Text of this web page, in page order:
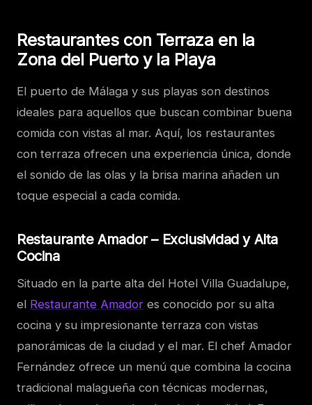
Restaurantes con Terraza en la
Zona del Puerto y la Playa
El puerto de Málaga y sus playas son destinos
ideales para aquellos que buscan combinar buena
comida con vistas al mar. Aquí, los restaurantes
con terraza ofrecen una experiencia única, donde
el sonido de las olas y la brisa marina añaden un
toque especial a cada comida.
Restaurante Amador – Exclusividad y Alta
Cocina
Situado en la parte alta del Hotel Villa Guadalupe,
el Restaurante Amador es conocido por su alta
cocina y su impresionante terraza con vistas
panorámicas de la ciudad y el mar. El chef Amador
Fernández ofrece un menú que combina la cocina
tradicional malagueña con técnicas modernas,